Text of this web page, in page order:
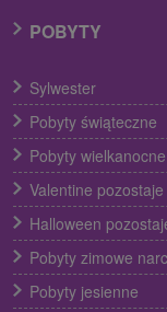
POBYTY
Sylwester
Pobyty świąteczne
Pobyty wielkanocne
Valentine pozostaje
Halloween
Pobyty zimowe
Pobyty jesienne